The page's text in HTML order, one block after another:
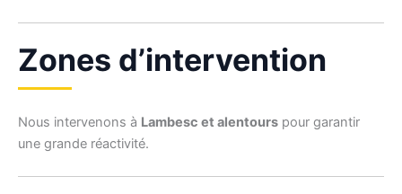
Zones d’intervention
Nous intervenons à Lambesc et alentours pour garantir
une grande réactivité.